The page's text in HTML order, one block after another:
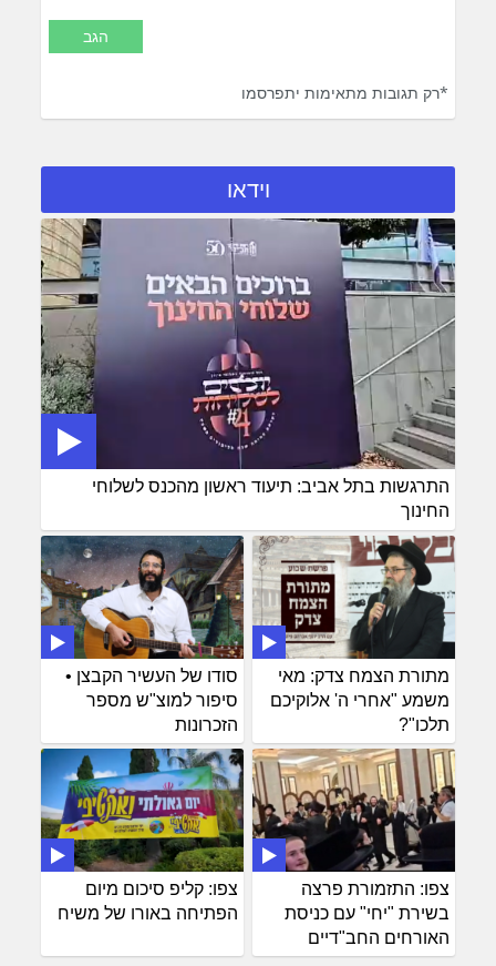
*רק תגובות מתאימות יתפרסמו
וידאו
התרגשות בתל אביב: תיעוד ראשון מהכנס לשלוחי
החינוך
סודו של העשיר הקבצן •
סיפור למוצ"ש מספר
הזכרונות
מתורת הצמח צדק: מאי
משמע "אחרי ה' אלוקיכם
תלכו"?
צפו: קליפ סיכום מיום
הפתיחה באורו של משיח
צפו: התזמורת פרצה
בשירת "יחי" עם כניסת
האורחים החב"דיים